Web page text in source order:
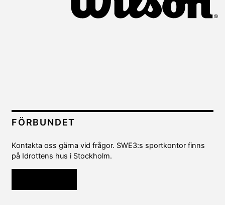
FÖRBUNDET
Kontakta oss gärna vid frågor. SWE3:s sportkontor finns
på Idrottens hus i Stockholm.